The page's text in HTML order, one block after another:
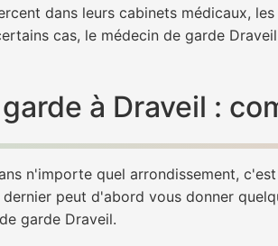
dans leurs cabinets médicaux,
cas, le médecin de garde
à Draveil :
n'importe quel arrondissement,
peut d'abord vous donner
garde Draveil.